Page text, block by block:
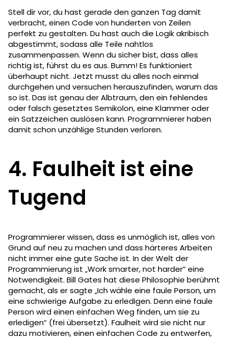
Stell dir vor, du hast gerade den ganzen Tag damit
verbracht, einen Code von hunderten von Zeilen
perfekt zu gestalten. Du hast auch die Logik akribisch
abgestimmt, sodass alle Teile nahtlos
zusammenpassen. Wenn du sicher bist, dass alles
richtig ist, führst du es aus. Bumm! Es funktioniert
überhaupt nicht. Jetzt musst du alles noch einmal
durchgehen und versuchen herauszufinden, warum das
so ist. Das ist genau der Albtraum, den ein fehlendes
oder falsch gesetztes Semikolon, eine Klammer oder
ein Satzzeichen auslösen kann. Programmierer haben
damit schon unzählige Stunden verloren.
4. Faulheit ist eine
Tugend
Programmierer wissen, dass es unmöglich ist, alles von
Grund auf neu zu machen und dass härteres Arbeiten
nicht immer eine gute Sache ist. In der Welt der
Programmierung ist „Work smarter, not harder“ eine
Notwendigkeit. Bill Gates hat diese Philosophie berühmt
gemacht, als er sagte „Ich wähle eine faule Person, um
eine schwierige Aufgabe zu erledigen. Denn eine faule
Person wird einen einfachen Weg finden, um sie zu
erledigen“ (frei übersetzt). Faulheit wird sie nicht nur
dazu motivieren, einen einfachen Code zu entwerfen,